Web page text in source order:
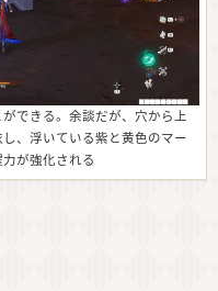
できる。余談だが、穴から上
、浮いている紫と黄色のマー
が強化される